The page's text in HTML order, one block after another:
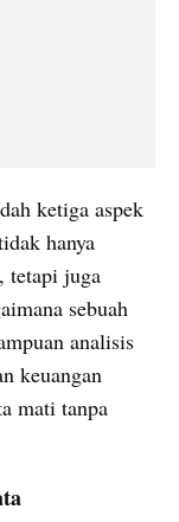
ketiga aspek
hanya
tetapi juga
sebuah
analisis
keuangan
mati tanpa